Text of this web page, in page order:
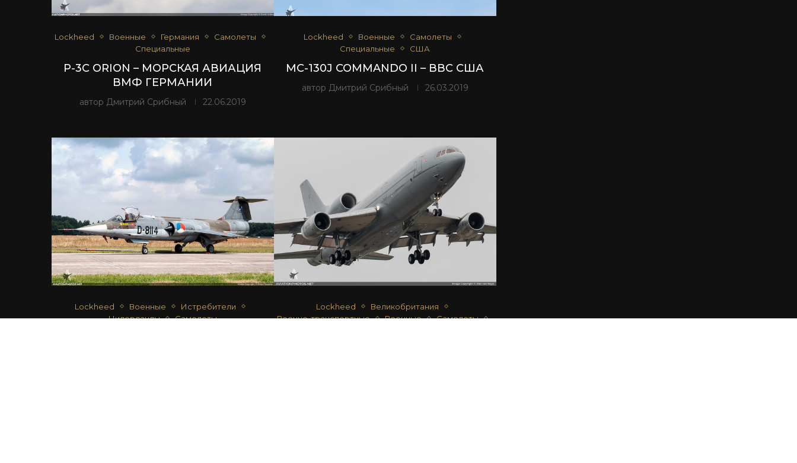
Lockheed Военные Германия
Самолеты
Специальные
P-3C ORION – МОРСКАЯ АВИАЦИЯ
ВМФ ГЕРМАНИИ
автор Дмитрий Срибный 22.06.2019
Lockheed Военные
Самолеты
Специальные
США
MC-130J COMMANDO II – ВВС США
автор Дмитрий Срибный 26.03.2019
Lockheed Военные
Истребители
Нидерланды
Самолеты
Lockheed
Великобритания
Военно-транспортные
Военные
Самолеты